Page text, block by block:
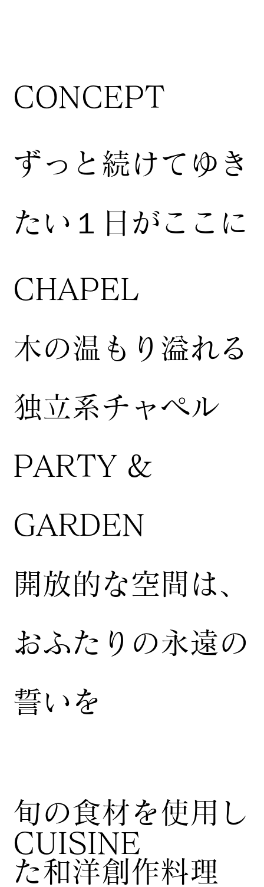
CONCEPT
ずっと続けてゆき
たい１日がここに
CUISINE
​旬の食材を使用し
た和洋創作料理
CHAPEL
木の温もり溢れる
独立系チャペル
PARTY &
GARDEN
開放的な空間は、
おふたりの永遠の
誓いを